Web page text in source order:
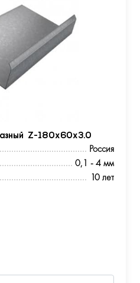
Z-180х60х3.0
Россия
0,1 - 4 мм
10 лет